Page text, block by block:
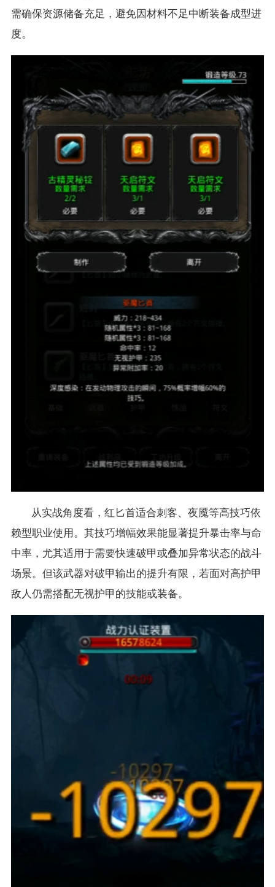
需确保资源储备充足，避免因材料不足中断装备成型进
度。
从实战角度看，红匕首适合刺客、夜魇等高技巧依
赖型职业使用。其技巧增幅效果能显著提升暴击率与命
中率，尤其适用于需要快速破甲或叠加异常状态的战斗
场景。但该武器对破甲输出的提升有限，若面对高护甲
敌人仍需搭配无视护甲的技能或装备。